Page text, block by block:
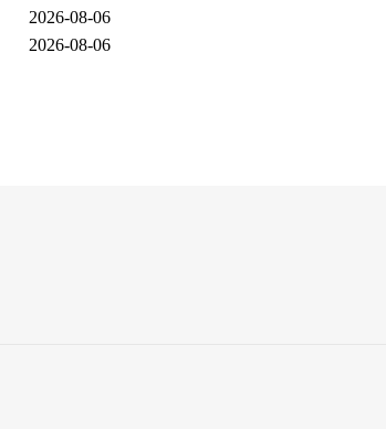
2026-08-06
2026-08-06